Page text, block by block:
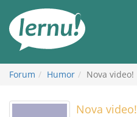
Inhalt
Forum Humor Nova video!
Nova video!